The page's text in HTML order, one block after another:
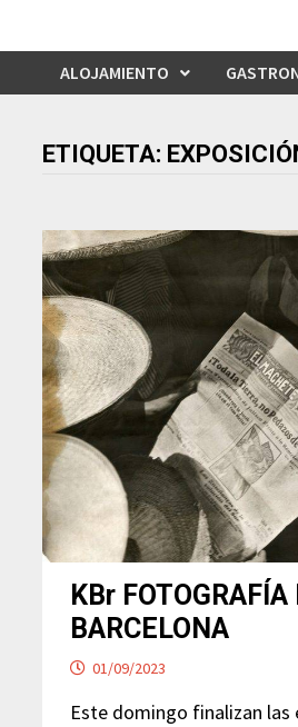
ALOJAMIENTO
ETIQUETA:
KBr
BARCELONA
01/09/2023
Este domingo finalizan las